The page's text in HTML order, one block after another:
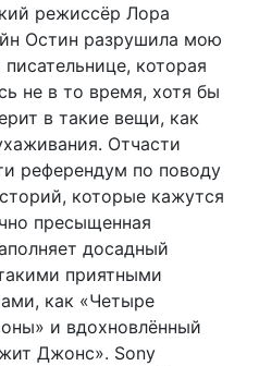
режиссёр Лора
Остин разрушила мою
которая
не в то время, хотя бы
в такие вещи, как
Отчасти
референдум по поводу
которые кажутся
пресыщенная
досадный
приятными
как «Четыре
и вдохновлённый
Джонс». Sony